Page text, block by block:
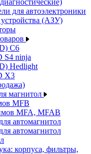
для автоэлектроники
(АЗУ)
C6
S4 ninja
Hedlight
X3
магнитол
MFB
MFA, MFAB
автомагнитол
автомагнитол
корпуса, фильтры,